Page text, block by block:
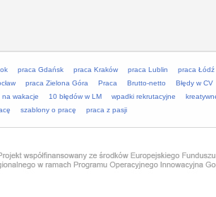
praca Gdańsk praca Kraków praca Lublin
praca Łódź
praca Zielona Góra Praca Brutto-netto
Błędy w CV
na wakacje 10 błędów w LM wpadki rekrutacyjne
szablony o pracę praca z pasji